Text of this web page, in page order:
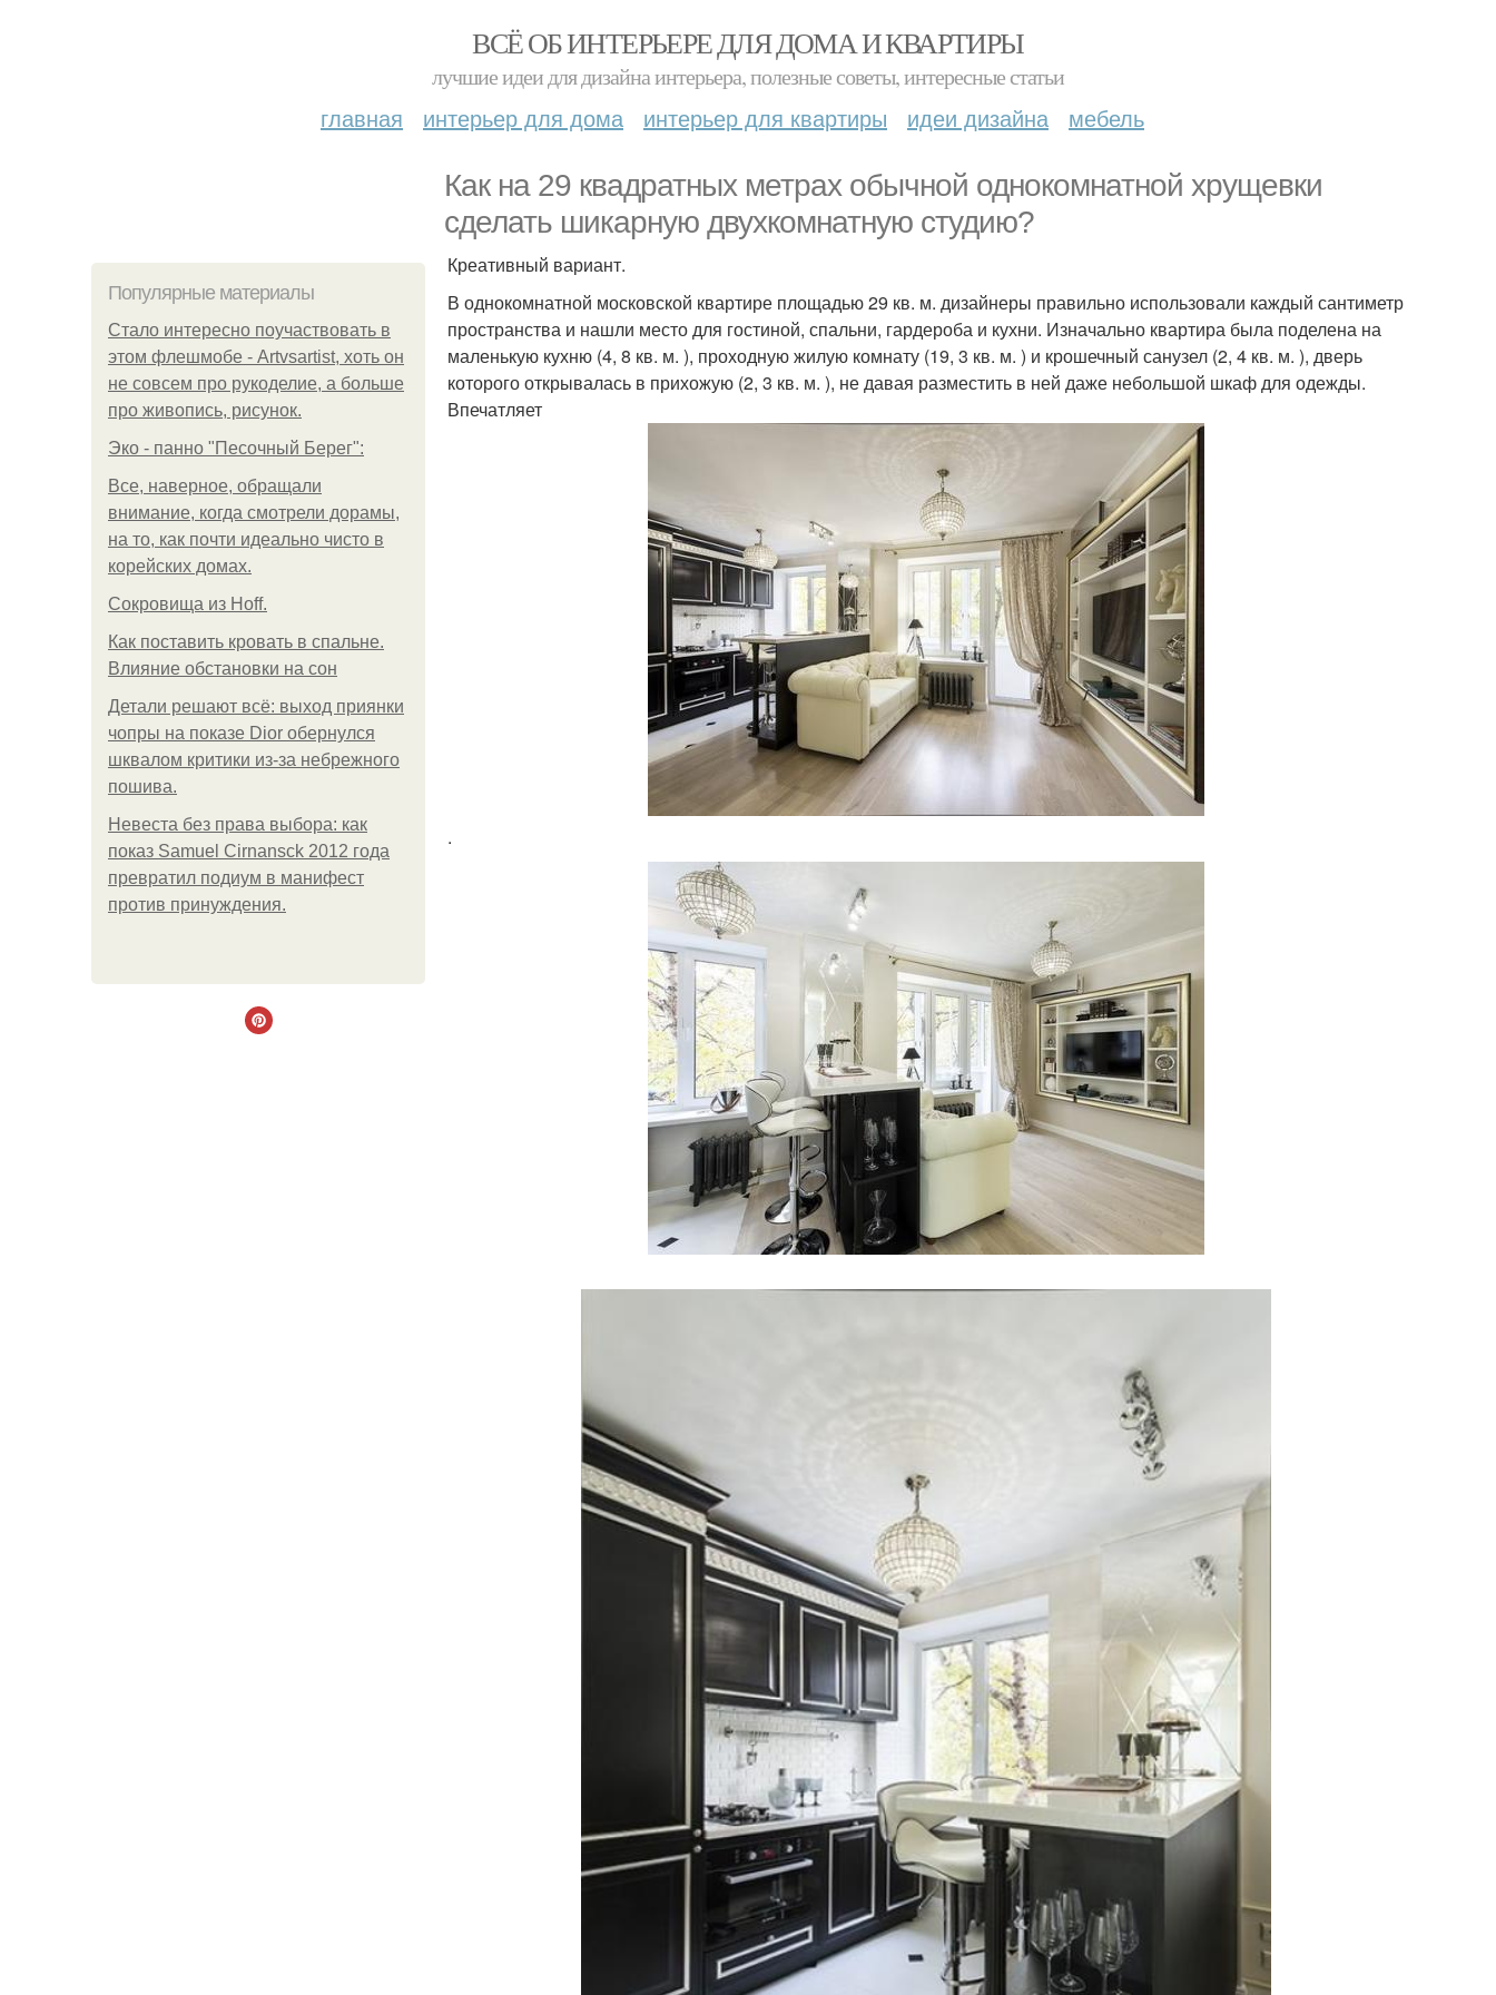
ВСЁ ОБ ИНТЕРЬЕРЕ ДЛЯ ДОМА И КВАРТИРЫ
лучшие идеи для дизайна интерьера, полезные советы, интересные статьи
главная интерьер для дома интерьер для квартиры идеи дизайна мебель
Как на 29 квадратных метрах обычной однокомнатной хрущевки
сделать шикарную двухкомнатную студию?
Популярные материалы
Стало интересно поучаствовать в
этом флешмобе - Artvsartist, хоть он
не совсем про рукоделие, а больше
про живопись, рисунок.
Эко - панно "Песочный Берег":
Все, наверное, обращали
внимание, когда смотрели дорамы,
на то, как почти идеально чисто в
корейских домах.
Сокровища из Hoff.
Как поставить кровать в спальне.
Влияние обстановки на сон
Детали решают всё: выход приянки
чопры на показе Dior обернулся
шквалом критики из-за небрежного
пошива.
Невеста без права выбора: как
показ Samuel Cirnansck 2012 года
превратил подиум в манифест
против принуждения.
Креативный вариант.
В однокомнатной московской квартире площадью 29 кв. м. дизайнеры правильно использовали каждый сантиметр
пространства и нашли место для гостиной, спальни, гардероба и кухни. Изначально квартира была поделена на
маленькую кухню (4, 8 кв. м. ), проходную жилую комнату (19, 3 кв. м. ) и крошечный санузел (2, 4 кв. м. ), дверь
которого открывалась в прихожую (2, 3 кв. м. ), не давая разместить в ней даже небольшой шкаф для одежды.
Впечатляет
.